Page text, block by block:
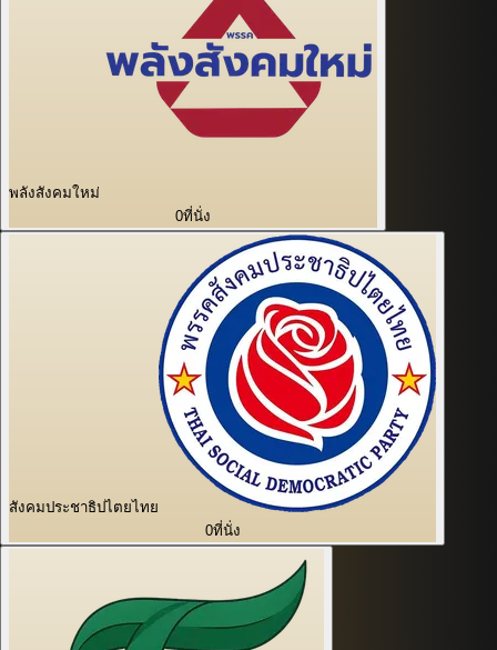
พลังสังคมใหม่
0ที่นั่ง
สังคมประชาธิปไตยไทย
0ที่นั่ง